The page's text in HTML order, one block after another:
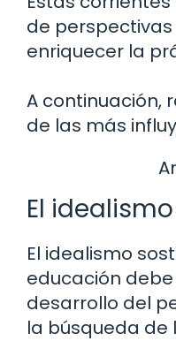
de
enriquecer la
A continuación,
de las más
El idealismo
El idealismo
educación
desarrollo del
la búsqueda de